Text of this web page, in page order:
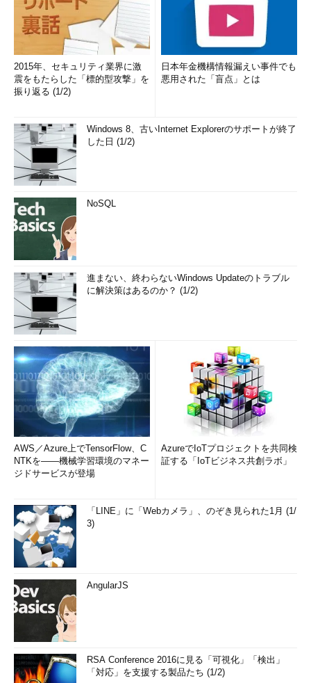
2015年、セキュリティ業界に激
震をもたらした「標的型攻撃」を
振り返る (1/2)
日本年金機構情報漏えい事件でも
悪用された「盲点」とは
Windows 8、古いInternet Explorerのサポートが終了
した日 (1/2)
NoSQL
進まない、終わらないWindows Updateのトラブル
に解決策はあるのか？ (1/2)
AWS／Azure上でTensorFlow、C
NTKを――機械学習環境のマネー
ジドサービスが登場
AzureでIoTプロジェクトを共同検
証する「IoTビジネス共創ラボ」
「LINE」に「Webカメラ」、のぞき見られた1月 (1/
3)
AngularJS
RSA Conference 2016に見る「可視化」「検出」
「対応」を支援する製品たち (1/2)